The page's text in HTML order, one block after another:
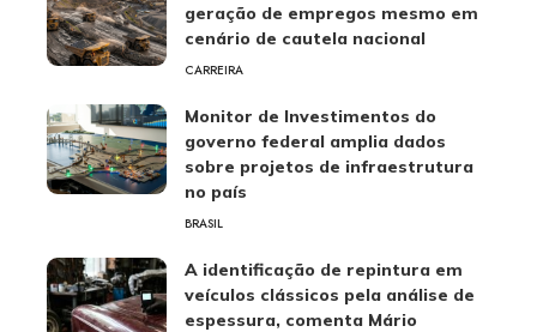
geração de empregos mesmo em
cenário de cautela nacional
CARREIRA
Monitor de Investimentos do
governo federal amplia dados
sobre projetos de infraestrutura
no país
BRASIL
A identificação de repintura em
veículos clássicos pela análise de
espessura, comenta Mário